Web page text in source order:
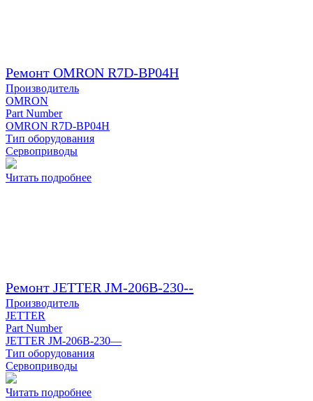
Ремонт OMRON R7D-BP04H
Производитель
OMRON
Part Number
OMRON R7D-BP04H
Тип оборудования
Сервоприводы
Читать подробнее
Ремонт JETTER JM-206B-230--
Производитель
JETTER
Part Number
JETTER JM-206B-230—
Тип оборудования
Сервоприводы
Читать подробнее